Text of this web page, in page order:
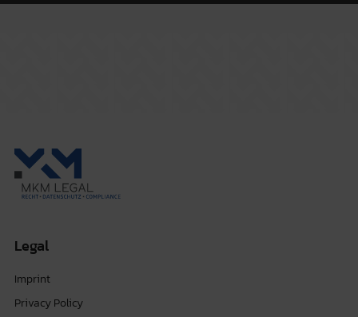
Legal
Imprint
Privacy Policy